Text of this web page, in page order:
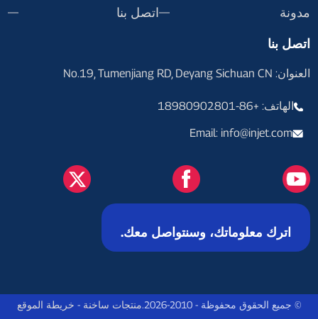
مدونة
اتصل بنا
اتصل بنا
العنوان: No.19, Tumenjiang RD, Deyang Sichuan CN
الهاتف: +86-18980902801
Email: info@injet.com
اترك معلوماتك، وسنتواصل معك.
© جميع الحقوق محفوظة - 2010-2026. منتجات ساخنة - خريطة الموقع